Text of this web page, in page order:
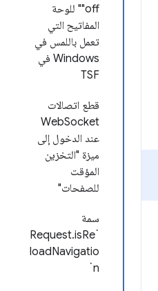
"off" للوحة
المفاتيح التي
تعمل باللمس في
Windows في
TSF
قطع اتصالات
WebSocket
عند الدخول إلى
ميزة "التخزين
المؤقت
للصفحات"
سمة
`Request.isRe
loadNavigatio
n`